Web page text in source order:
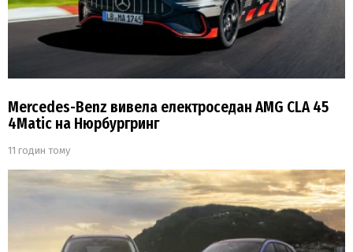
Mercedes-Benz вивела електроседан AMG CLA 45
4Matic на Нюрбургринг
11 годин тому